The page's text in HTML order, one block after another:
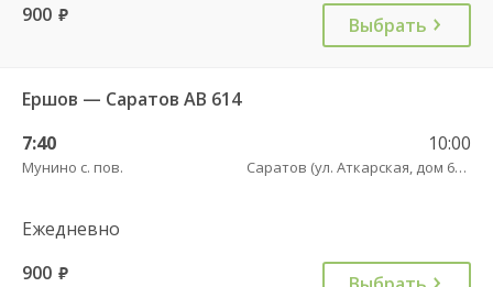
900 руб. Выбрать
Ершов — Саратов АВ 614
7:40
Мунино с. пов.
10:00
Саратов (ул. Аткарская, дом 66 А)
Ежедневно
900 руб.